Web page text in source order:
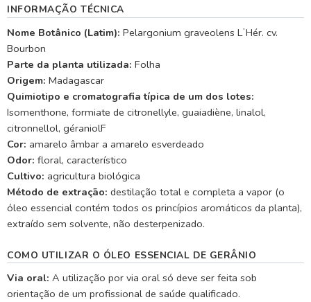
INFORMAÇÃO TÉCNICA
Nome Botânico (Latim): Pelargonium graveolens LʼHér. cv.
Bourbon
Parte da planta utilizada: Folha
Origem: Madagascar
Quimiotipo e cromatografia típica de um dos lotes:
Isomenthone, formiate de citronellyle, guaiadiène, linalol,
citronnellol, géraniolF
Cor: amarelo âmbar a amarelo esverdeado
Odor: floral, característico
Cultivo: agricultura biológica
Método de extração: destilação total e completa a vapor (o
óleo essencial contém todos os princípios aromáticos da planta),
extraído sem solvente, não desterpenizado.
COMO UTILIZAR O ÓLEO ESSENCIAL DE GERÂNIO
Via oral: A utilização por via oral só deve ser feita sob
orientação de um profissional de saúde qualificado.